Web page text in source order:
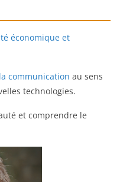
économique et
communication au sens
technologies.
et comprendre le